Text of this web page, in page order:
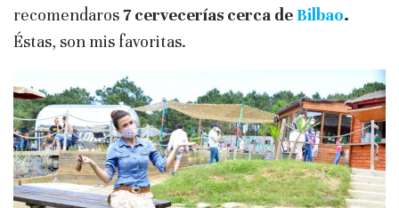
recomendaros7 cervecerías cerca deBilbao.
Éstas, son mis favoritas.